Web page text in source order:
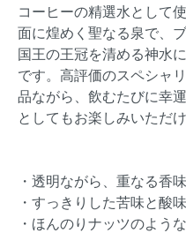
コーヒーの精選水として
面に煌めく聖なる泉で、
国王の王冠を清める神水
です。高評価のスペシャ
品ながら、飲むたびに幸
としてもお楽しみいただけ
・透明ながら、重なる香味
・すっきりした苦味と酸
・ほんのりナッツのよう